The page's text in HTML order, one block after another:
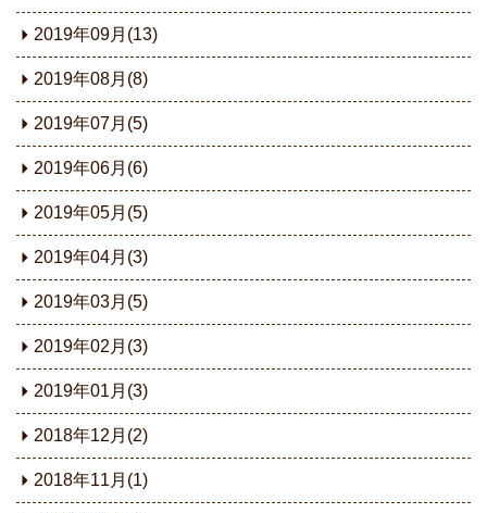
2019年09月(13)
2019年08月(8)
2019年07月(5)
2019年06月(6)
2019年05月(5)
2019年04月(3)
2019年03月(5)
2019年02月(3)
2019年01月(3)
2018年12月(2)
2018年11月(1)